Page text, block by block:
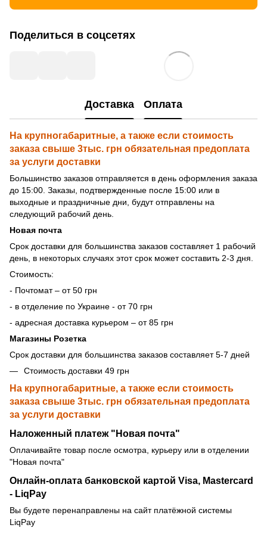
Поделиться в соцсетях
Доставка Оплата
На крупногабаритные, а также если стоимость
заказа свыше 3тыс. грн обязательная предоплата
за услуги доставки
Большинство заказов отправляется в день оформления заказа
до 15:00. Заказы, подтвержденные после 15:00 или в
выходные и праздничные дни, будут отправлены на
следующий рабочий день.
Новая почта
Срок доставки для большинства заказов составляет 1 рабочий
день, в некоторых случаях этот срок может составить 2-3 дня.
Стоимость:
- Почтомат – от 50 грн
- в отделение по Украине - от 70 грн
- адресная доставка курьером – от 85 грн
Магазины Розетка
Срок доставки для большинства заказов составляет 5-7 дней
Стоимость доставки 49 грн
На крупногабаритные, а также если стоимость
заказа свыше 3тыс. грн обязательная предоплата
за услуги доставки
Наложенный платеж "Новая почта"
Оплачивайте товар после осмотра, курьеру или в отделении
"Новая почта"
Онлайн-оплата банковской картой Visa, Mastercard
- LiqPay
Вы будете перенаправлены на сайт платёжной системы
LiqPay